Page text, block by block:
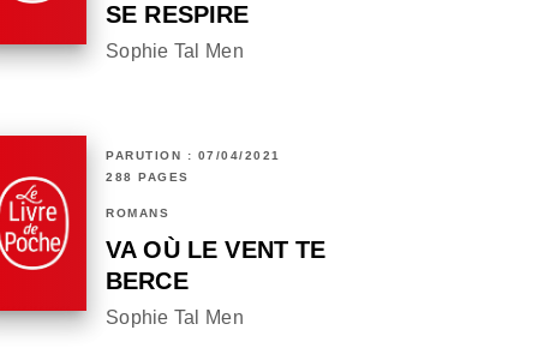
SE RESPIRE
Sophie Tal Men
PARUTION : 07/04/2021
288 PAGES
ROMANS
VA OÙ LE VENT TE
BERCE
Sophie Tal Men